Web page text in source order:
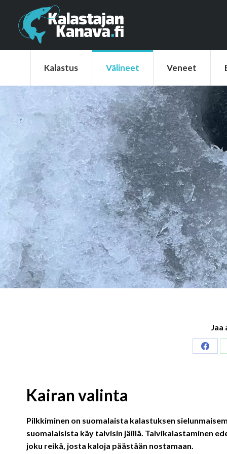
Kalastus Välineet Veneet
Jaa
Share
Kairan valinta
Pilkkiminen on suomalaista kalastuksen
suomalaisista käy talvisin jäillä. Talvikalastaminen
joku reikä, josta kaloja päästään nostamaan.
Kalastus Välineet